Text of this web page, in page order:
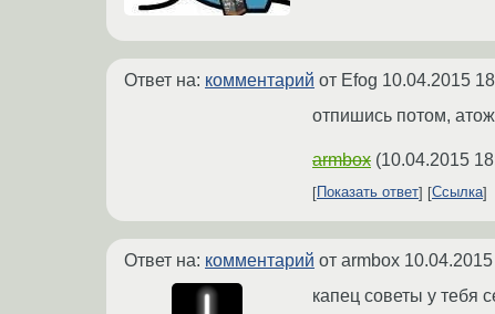
Ответ на: комментарий от Efog 10.04.2015
отпишись потом, атож
armbox (10.04.2015
Показать ответ Ссылка
Ответ на: комментарий от armbox
капец советы у тебя